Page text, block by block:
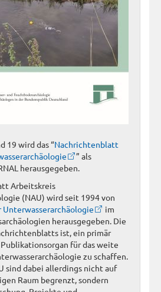
19 wird das “Nachrichtenblatt
” als
herausgegeben.
Arbeitskreis
(NAU) wird seit 1994 von
Unterwasserarchäologie
im
herausgegeben. Die
ist, ein primär
für das weite
zu schaffen.
sind dabei allerdings nicht auf
Raum begrenzt, sondern